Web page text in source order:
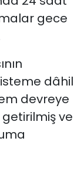
gece
dâhil
devreye
ve